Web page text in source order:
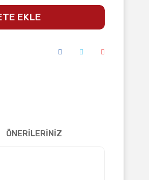
EKLE
ÖNERİLERİNİZ